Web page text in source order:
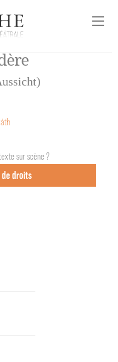
sur scène ?
de droits
: 5